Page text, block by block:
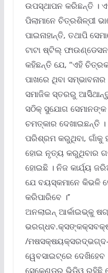
ଉପସ୍ଥାପନ କରିଛନ୍ତି ।
ପିଲାମାନେ ଚିତ୍ରଶିଳ୍ପୀ
ପାଇନାହାନ୍ତି, ତଥାପି
ଟାଟା ଷ୍ଟିଲ୍
କହିଛନ୍ତି ଯେ, “ଏହି
ପାଖରେ ଥିବା
ସମାଜିକ ସ୍ତରରୁ
ସଠିକ୍ ସୁଯୋଗ ସେମାନଙ୍କ
ଚମତ୍କାର ଦେଖାଇଛନ୍ତି
ପରିଶ୍ରମ କରୁଥିବା, ଗାଁକୁ
ହୋଇ ନୃତ୍ୟ କରୁଥିବାର
ହୋଇଛି । ନିଜ କାର୍ଯ୍ୟ
ଯେ ବୟସ୍କମାନେ କିଭଳି
କରିପାରିବେ ।’’
ଅନଲାଇନ୍ ଆର୍କାଇଭ୍‌କୁ
/
ୱେବସାଇଟ୍‌ରେ
ସେକେଣ୍ଡର ଭିଡିଓ ରହିଛି